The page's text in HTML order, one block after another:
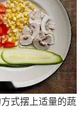
式摆上适量的蔬